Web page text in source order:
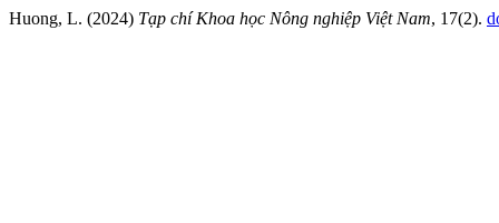
Huong, L. (2024) Tạp chí Khoa học Nông nghiệp Việt Nam, 17(2).